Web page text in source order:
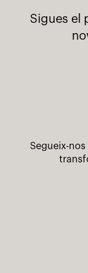
Sigues el
Segueix-